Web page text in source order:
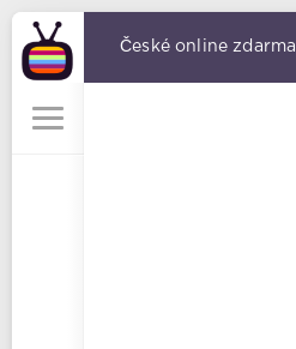
České online zdarma